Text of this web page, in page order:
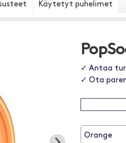
Käytetyt puhelimet
✓ Antaa
✓ Ota
Orange